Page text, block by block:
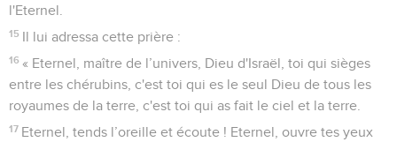
l'Eternel.
15 Il lui adressa cette prière :
16 « Eternel, maître de l’univers, Dieu d'Israël, toi qui sièges
entre les chérubins, c'est toi qui es le seul Dieu de tous les
royaumes de la terre, c'est toi qui as fait le ciel et la terre.
17 Eternel, tends l’oreille et écoute ! Eternel, ouvre tes yeux